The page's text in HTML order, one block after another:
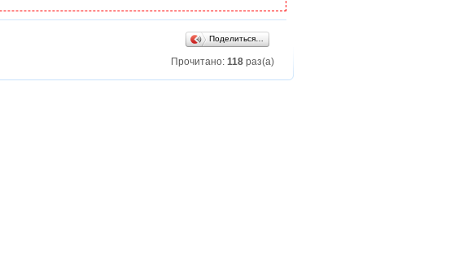
Поделиться…
Прочитано: 118 раз(а)